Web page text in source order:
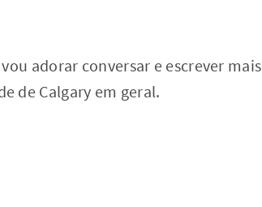
adorar conversar e escrever mais
de Calgary em geral.